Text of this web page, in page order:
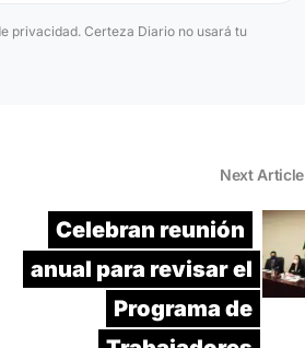
privacidad. Certeza Diario no usará tu
Next Article
Celebran reunión
anual para revisar el
Programa de